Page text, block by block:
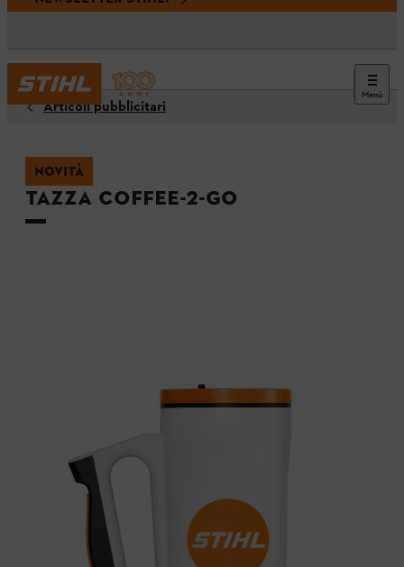
Menù
Articoli pubblicitari
NOVITÀ
Tazza Coffee-2-go